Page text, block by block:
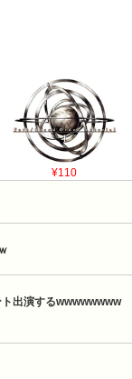
¥110
ト出演するwwwwwwww